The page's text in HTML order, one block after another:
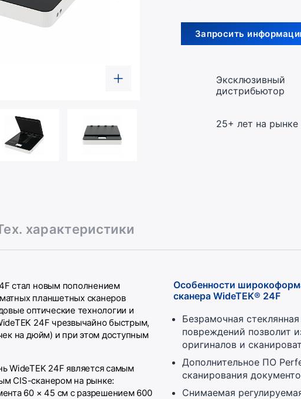
Запросить
Эксклюзивный
дистрибьютор
25+ лет на рынке
характеристики
стал новым пополнением
планшетных сканеров
оптические технологии и
24F чрезвычайно быстрым,
на дюйм) и при этом доступным
WideTEK 24F является самым
CIS-сканером на рынке:
60 × 45 см с разрешением 600
Особенности
сканера WideTEK® 24F
Безрамочная
повреждений позволит
оригиналов и
Дополнительное ПО
сканирования
Снимаемая